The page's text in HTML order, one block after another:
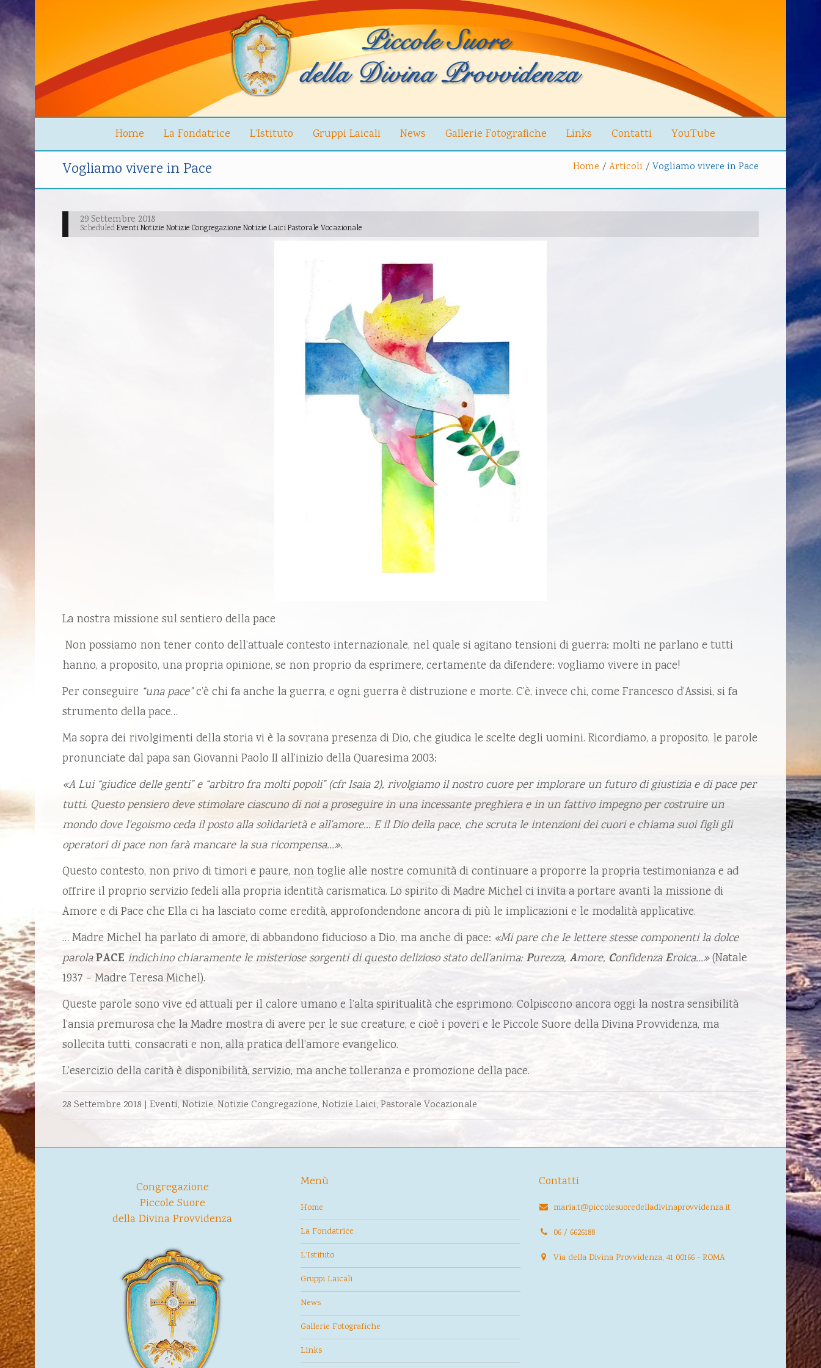
Home La Fondatrice L’Istituto Gruppi Laicali News Gallerie Fotografiche Links Contatti YouTube
Vogliamo vivere in Pace Home / Articoli / Vogliamo vivere in Pace
29 Settembre 2018
ScheduledEventi Notizie Notizie Congregazione Notizie Laici Pastorale Vocazionale
La nostra missione sul sentiero della pace
Non possiamo non tener conto dell’attuale contesto internazionale, nel quale si agitano tensioni di guerra: molti ne parlano e tutti
hanno, a proposito, una propria opinione, se non proprio da esprimere, certamente da difendere: vogliamo vivere in pace!
Per conseguire “una pace”c’è chi fa anche la guerra, e ogni guerra è distruzione e morte. C’è, invece chi, come Francesco d’Assisi, si fa
strumento della pace…
Ma sopra dei rivolgimenti della storia vi è la sovrana presenza di Dio, che giudica le scelte degli uomini. Ricordiamo, a proposito, le parole
pronunciate dal papa san Giovanni Paolo II all’inizio della Quaresima 2003:
«A Lui “giudice delle genti” e “arbitro fra molti popoli” (cfr Isaia 2), rivolgiamo il nostro cuore per implorare un futuro di giustizia e di pace per
tutti. Questo pensiero deve stimolare ciascuno di noi a proseguire in una incessante preghiera e in un fattivo impegno per costruire un
mondo dove l’egoismo ceda il posto alla solidarietà e all’amore… E il Dio della pace, che scruta le intenzioni dei cuori e chiama suoi figli gli
operatori di pace non farà mancare la sua ricompensa…».
Questo contesto, non privo di timori e paure, non toglie alle nostre comunità di continuare a proporre la propria testimonianza e ad
offrire il proprio servizio fedeli alla propria identità carismatica. Lo spirito di Madre Michel ci invita a portare avanti la missione di
Amore e di Pace che Ella ci ha lasciato come eredità, approfondendone ancora di più le implicazioni e le modalità applicative.
… Madre Michel ha parlato di amore, di abbandono fiducioso a Dio, ma anche di pace: «Mi pare che le lettere stesse componenti la dolce
parolaPACE indichino chiaramente le misteriose sorgenti di questo delizioso stato dell’anima:Purezza, Amore, ConfidenzaEroica…»(Natale
1937 – Madre Teresa Michel).
Queste parole sono vive ed attuali per il calore umano e l’alta spiritualità che esprimono. Colpiscono ancora oggi la nostra sensibilità
l’ansia premurosa che la Madre mostra di avere per le sue creature, e cioè i poveri e le Piccole Suore della Divina Provvidenza, ma
sollecita tutti, consacrati e non, alla pratica dell’amore evangelico.
L’esercizio della carità è disponibilità, servizio, ma anche tolleranza e promozione della pace.
28 Settembre 2018 | Eventi, Notizie, Notizie Congregazione, Notizie Laici, Pastorale Vocazionale
Congregazione
Piccole Suore
della Divina Provvidenza
Menù
Home
La Fondatrice
L’Istituto
Gruppi Laicali
News
Gallerie Fotografiche
Links
Contatti
maria.t@piccolesuoredelladivinaprovvidenza.it
06 / 6626188
Via della Divina Provvidenza, 41 00166 - ROMA